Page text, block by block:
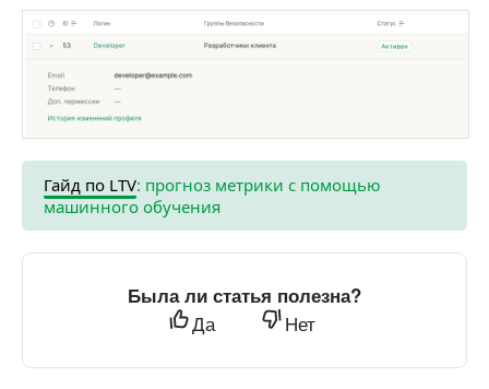
Гайд по LTV: прогноз метрики с помощью
машинного обучения
Была ли статья полезна?
Да Нет